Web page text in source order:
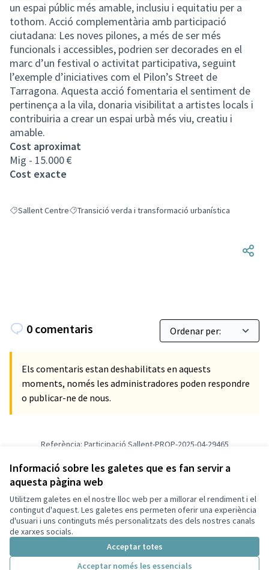
Informació sobre les galetes que es fan servir a
aquesta pàgina web
Utilitzem galetes en el nostre lloc web per a millorar el rendiment i el
contingut d'aquest. Les galetes ens permeten oferir una experiència
d'usuari i uns continguts més personalitzats des dels nostres canals
de xarxes socials.
Acceptar totes
Acceptar només les essencials
un espai públic més amable, inclusiu i equitatiu per a
tothom. Acció complementària amb participació
ciutadana: Les noves pilones, a més de ser més
funcionals i accessibles, podrien ser decorades en el
marc d’un festival o activitat participativa, seguint
l’exemple d’iniciatives com el Pilon’s Street de
Tarragona. Aquesta acció fomentaria el sentiment de
pertinença a la vila, donaria visibilitat a artistes locals i
contribuiria a crear un espai urbà més viu, creatiu i
amable.
Cost aproximat
Mig - 15.000 €
Cost exacte
Resultats en filtrar per: Sallent Centre
Sallent CentreResultats en filtrar per: Transició verda i transformació
Transició verda i transformació urbanística
0 comentaris
Els comentaris estan deshabilitats en aquests
moments, només les administradores poden respondre
o publicar-ne de nous.
Referència: Participació Sallent-PROP-2025-04-29465
Verifica l'empremta digital
Termes i condicions d'ús
Configuració de les galetes
Ajuntament de Sallent, Cabrianes i Cornet a X
(Enllaç extern)
Ajuntament de Sallent, Cabrianes i Cornet a Facebook
Ajuntament de Sallent, Cabrianes i Cornet a Instagram
Ajuntament de Sallent, Cabrianes i Cornet a YouTube
(Enllaç extern)